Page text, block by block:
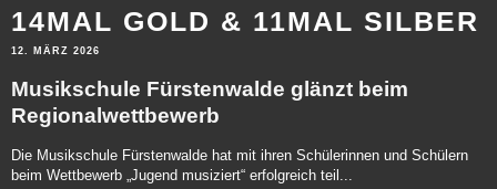
14MAL GOLD & 11MAL SILBER
12. MÄRZ 2026
Musikschule Fürstenwalde glänzt beim
Regionalwettbewerb
Die Musikschule Fürstenwalde hat mit ihren Schülerinnen und Schülern
beim Wettbewerb „Jugend musiziert“ erfolgreich teil...